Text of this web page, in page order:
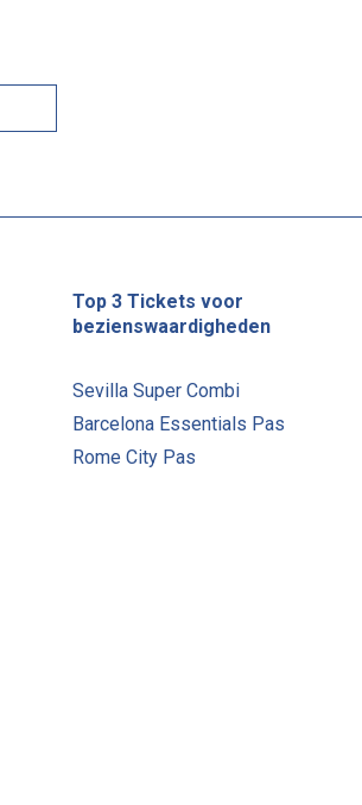
Top 3 Tickets voor
bezienswaardigheden
Sevilla Super Combi
Barcelona Essentials Pas
Rome City Pas